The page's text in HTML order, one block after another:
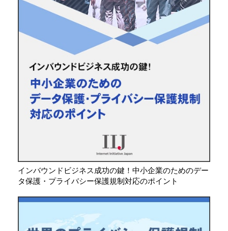
インバウンドビジネス成功の鍵！中小企業のためのデー
タ保護・プライバシー保護規制対応のポイント